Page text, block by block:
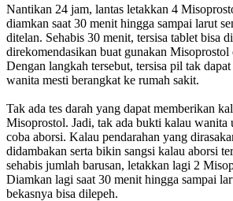
Nantikan 24 jam, lantas letakkan 4
diamkan saat 30 menit hingga sampai larut
ditelan. Sehabis 30 menit, tersisa tablet bisa
direkomendasikan buat gunakan
Dengan langkah tersebut, tersisa pil tak
wanita mesti berangkat ke rumah sakit.
Tak ada tes darah yang dapat memberikan
Misoprostol. Jadi, tak ada bukti kalau wanita
coba aborsi. Kalau pendarahan yang
didambakan serta bikin sangsi kalau aborsi
sehabis jumlah barusan, letakkan lagi 2
Diamkan lagi saat 30 menit hingga sampai
bekasnya bisa dilepeh.